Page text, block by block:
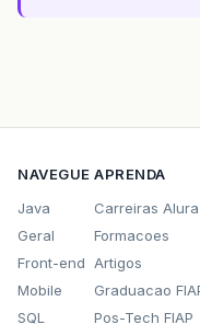
NAVEGUE
Java
Geral
Front-end
Mobile
SQL
APRENDA
Carreiras Alura
Formacoes
Artigos
Graduacao
Pos-Tech FIAP